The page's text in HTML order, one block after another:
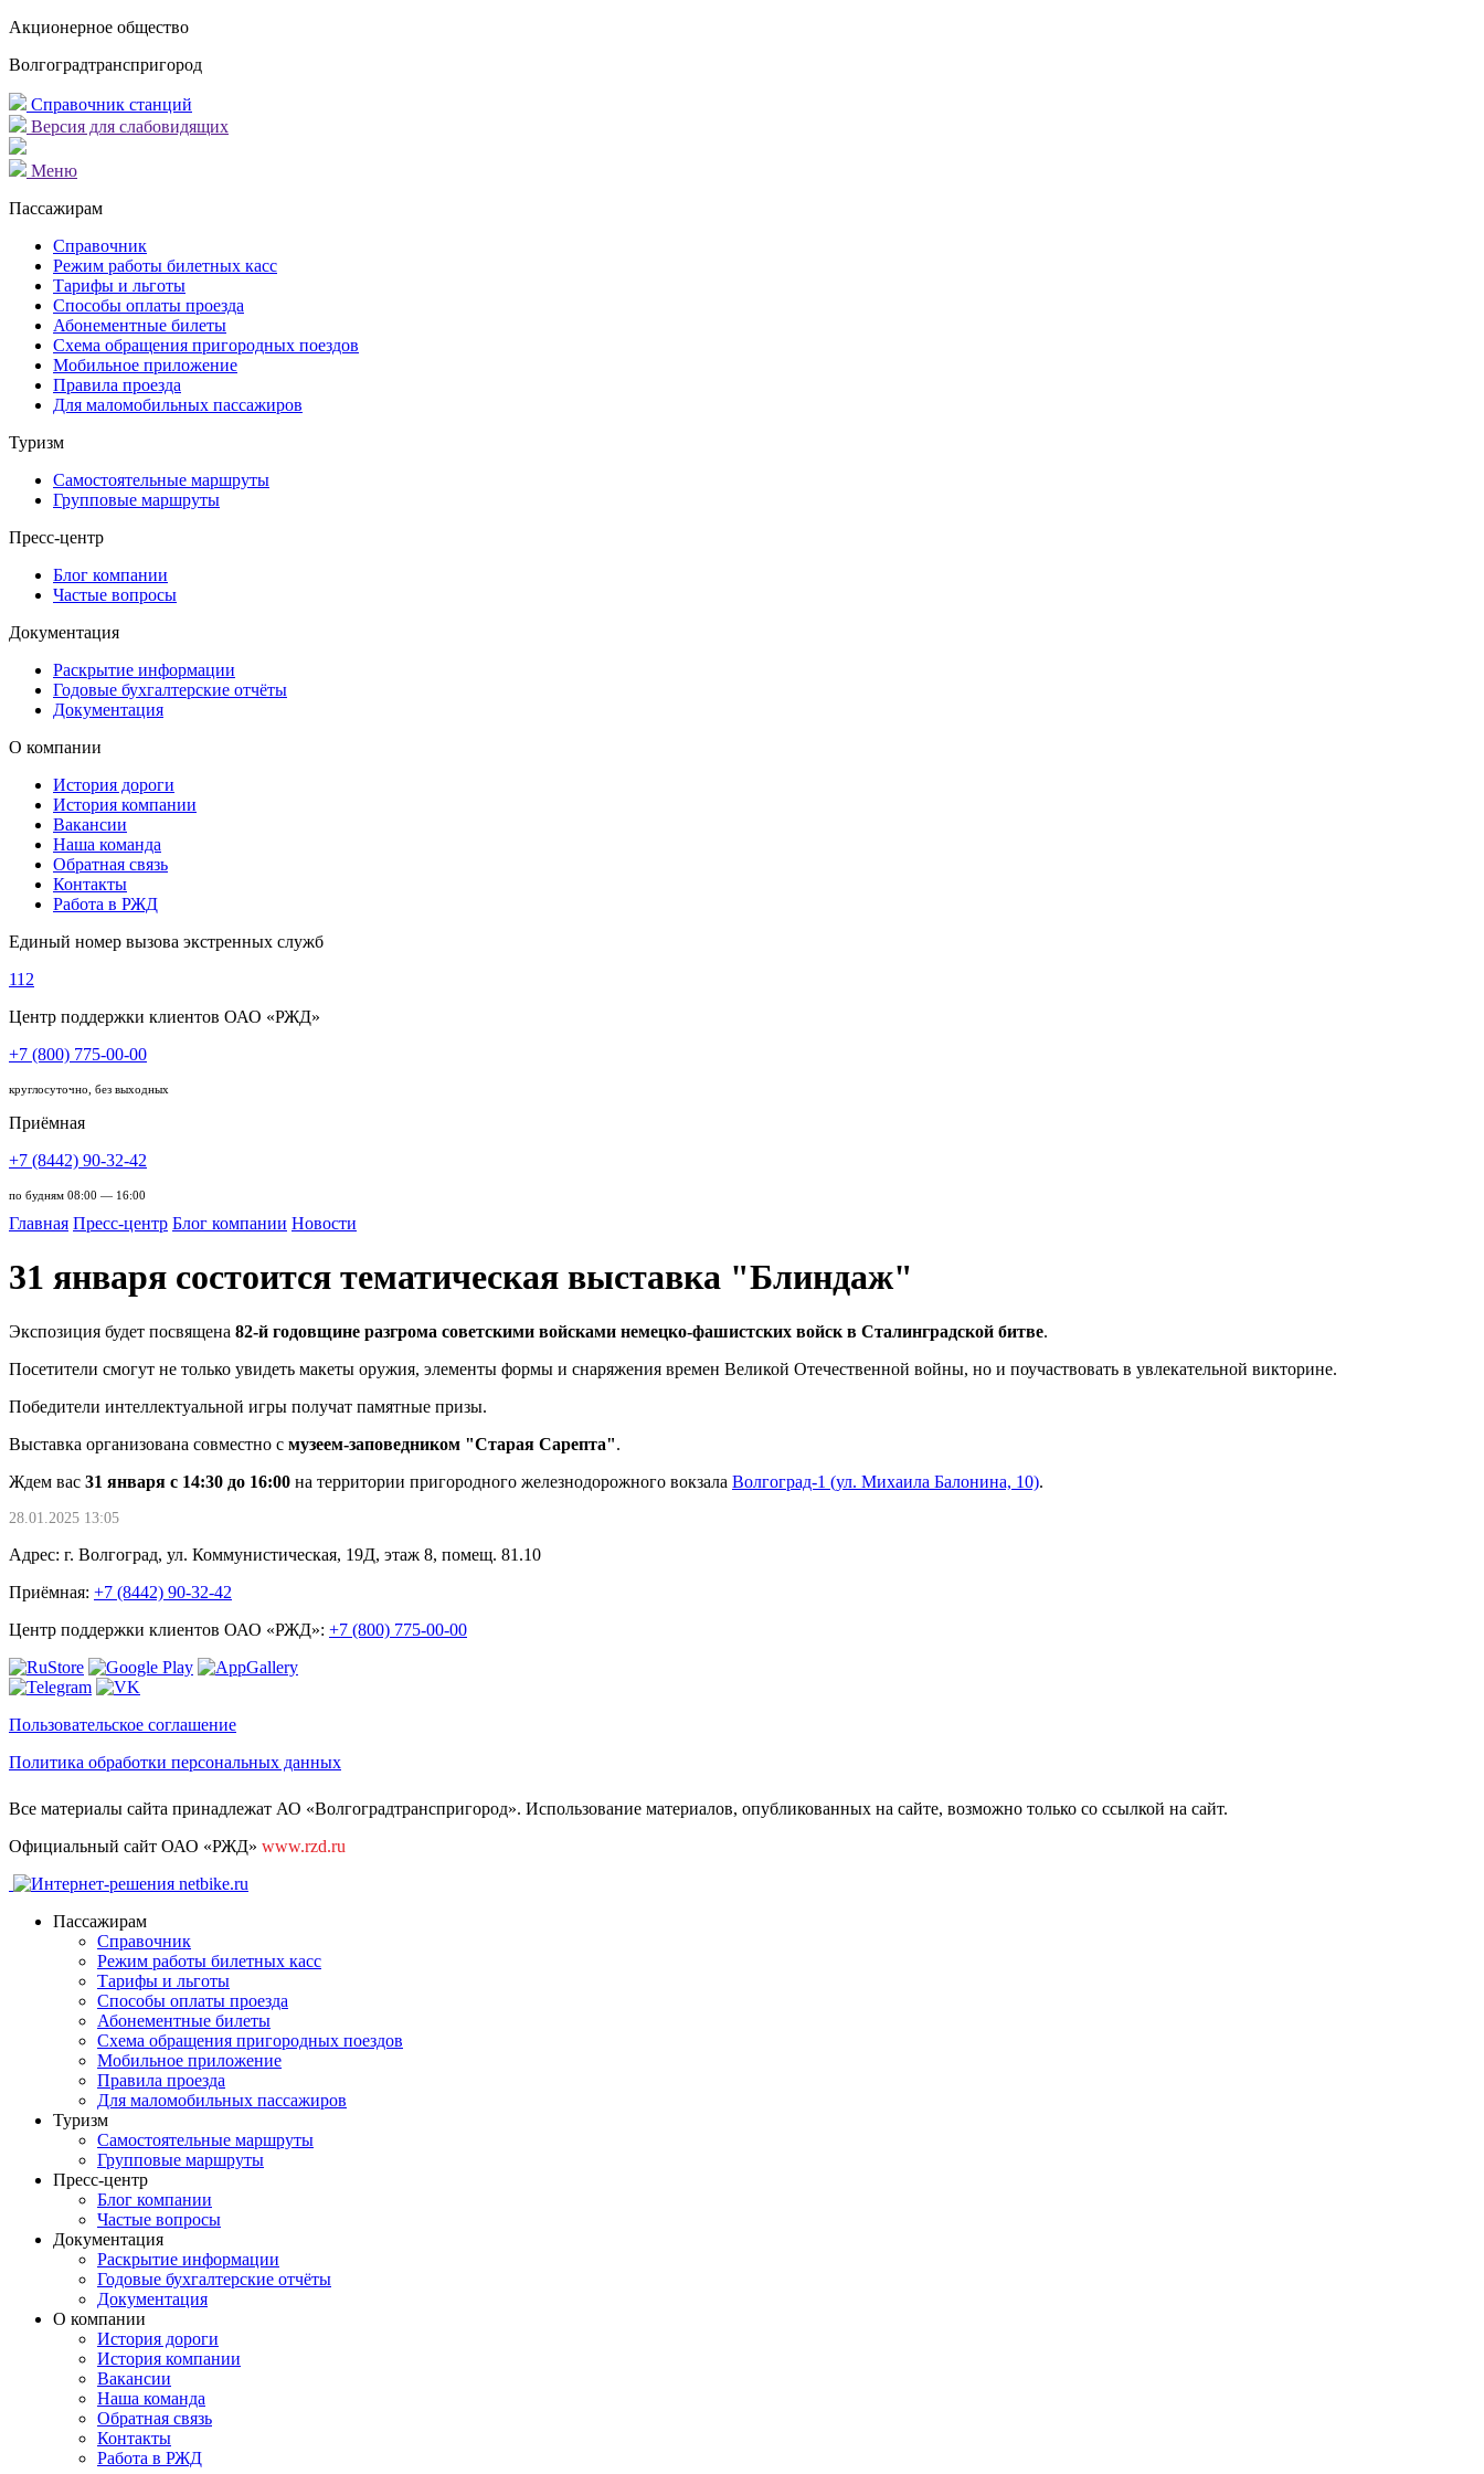
Акционерное общество
Волгоградтранспригород
Справочник станций
Версия для слабовидящих
Меню
Пассажирам
Справочник
Режим работы билетных касс
Тарифы и льготы
Способы оплаты проезда
Абонементные билеты
Схема обращения пригородных поездов
Мобильное приложение
Правила проезда
Для маломобильных пассажиров
Туризм
Самостоятельные маршруты
Групповые маршруты
Пресс-центр
Блог компании
Частые вопросы
Документация
Раскрытие информации
Годовые бухгалтерские отчёты
Документация
О компании
История дороги
История компании
Вакансии
Наша команда
Обратная связь
Контакты
Работа в РЖД
Единый номер вызова экстренных служб
112
Центр поддержки клиентов ОАО «РЖД»
+7 (800) 775-00-00
круглосуточно, без выходных
Приёмная
+7 (8442) 90-32-42
по будням 08:00 — 16:00
Главная Пресс-центр Блог компании Новости
31 января состоится тематическая выставка "Блиндаж"
Экспозиция будет посвящена 82-й годовщине разгрома советскими войсками немецко-фашистских войск в Сталинградской битве.
Посетители смогут не только увидеть макеты оружия, элементы формы и снаряжения времен Великой Отечественной войны, но и поучаствовать в увлекательной викторине.
Победители интеллектуальной игры получат памятные призы.
Выставка организована совместно с музеем-заповедником "Старая Сарепта".
Ждем вас 31 января с 14:30 до 16:00 на территории пригородного железнодорожного вокзала Волгоград-1 (ул. Михаила Балонина, 10).
28.01.2025 13:05
Адрес: г. Волгоград, ул. Коммунистическая, 19Д, этаж 8, помещ. 81.10
Приёмная: +7 (8442) 90-32-42
Центр поддержки клиентов ОАО «РЖД»: +7 (800) 775-00-00
Пользовательское соглашение
Политика обработки персональных данных
Все материалы сайта принадлежат АО «Волгоградтранспригород». Использование материалов, опубликованных на сайте, возможно только со ссылкой на сайт.
Официальный сайт ОАО «РЖД» www.rzd.ru
Пассажирам
Справочник
Режим работы билетных касс
Тарифы и льготы
Способы оплаты проезда
Абонементные билеты
Схема обращения пригородных поездов
Мобильное приложение
Правила проезда
Для маломобильных пассажиров
Туризм
Самостоятельные маршруты
Групповые маршруты
Пресс-центр
Блог компании
Частые вопросы
Документация
Раскрытие информации
Годовые бухгалтерские отчёты
Документация
О компании
История дороги
История компании
Вакансии
Наша команда
Обратная связь
Контакты
Работа в РЖД